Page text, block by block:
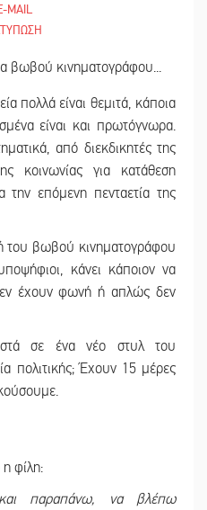
MAIL
πολλά είναι θεμιτά, κάποια
είναι και πρωτόγνωρα.
από διεκδικητές της
κοινωνίας για κατάθεση
την επόμενη πενταετία της
του βωβού κινηματογράφου
κάνει κάποιον να
έχουν φωνή ή απλώς δεν
σε ένα νέο στυλ του
πολιτικής; Έχουν 15 μέρες
φίλη:
παραπάνω, να βλέπω